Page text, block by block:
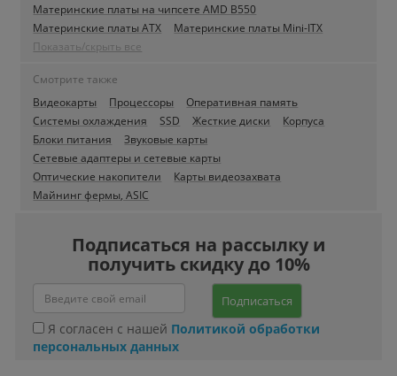
Материнские платы на чипсете AMD B550
Материнские платы ATX
Материнские платы Mini-ITX
Показать/скрыть все
Смотрите также
Видеокарты
Процессоры
Оперативная память
Системы охлаждения
SSD Жесткие диски
Корпуса
Блоки питания
Звуковые карты
Сетевые адаптеры и сетевые карты
Оптические накопители
Карты видеозахвата
Майнинг фермы, ASIC
Подписаться на рассылку и
получить скидку до 10%
Подписаться
Я согласен с нашей Политикой обработки
персональных данных